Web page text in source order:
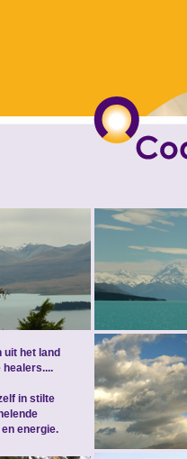
uit het land
healers....
in stilte
energie.